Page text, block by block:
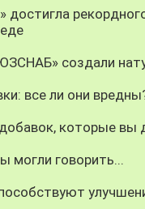
создали
все ли они
которые вы
могли говорить...